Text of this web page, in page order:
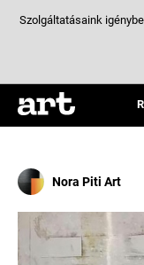
Találatok/ 10:
industrial
Nora Piti Art
Szolgáltatásaink